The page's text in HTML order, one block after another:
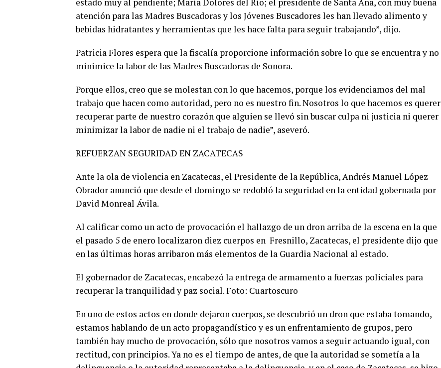
atención para las Madres Buscadoras y los Jóvenes Buscadores les han llevado alimento y
bebidas hidratantes y herramientas que les hace falta para seguir trabajando”, dijo.
Patricia Flores espera que la fiscalía proporcione información sobre lo que se encuentra y no
minimice la labor de las Madres Buscadoras de Sonora.
Porque ellos, creo que se molestan con lo que hacemos, porque los evidenciamos del mal
trabajo que hacen como autoridad, pero no es nuestro fin. Nosotros lo que hacemos es querer
recuperar parte de nuestro corazón que alguien se llevó sin buscar culpa ni justicia ni querer
minimizar la labor de nadie ni el trabajo de nadie”, aseveró.
REFUERZAN SEGURIDAD EN ZACATECAS
Ante la ola de violencia en Zacatecas, el Presidente de la República, Andrés Manuel López
Obrador anunció que desde el domingo se redobló la seguridad en la entidad gobernada por
David Monreal Ávila.
Al calificar como un acto de provocación el hallazgo de un dron arriba de la escena en la que
el pasado 5 de enero localizaron diez cuerpos en Fresnillo, Zacatecas, el presidente dijo que
en las últimas horas arribaron más elementos de la Guardia Nacional al estado.
El gobernador de Zacatecas, encabezó la entrega de armamento a fuerzas policiales para
recuperar la tranquilidad y paz social. Foto: Cuartoscuro
En uno de estos actos en donde dejaron cuerpos, se descubrió un dron que estaba tomando,
estamos hablando de un acto propagandístico y es un enfrentamiento de grupos, pero
también hay mucho de provocación, sólo que nosotros vamos a seguir actuando igual, con
rectitud, con principios. Ya no es el tiempo de antes, de que la autoridad se sometía a la